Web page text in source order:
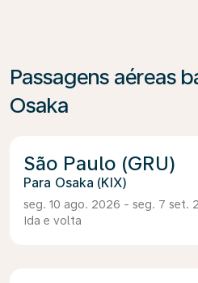
Passagens aéreas
Osaka
São Paulo (GRU)
Osaka (KIX)
seg. 10 ago. 2026 - seg. 7 set.
Ida e volta